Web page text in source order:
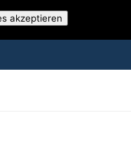
akzeptieren